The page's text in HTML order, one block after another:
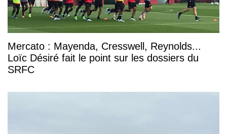
Mercato : Mayenda, Cresswell, Reynolds...
Loïc Désiré fait le point sur les dossiers du
SRFC